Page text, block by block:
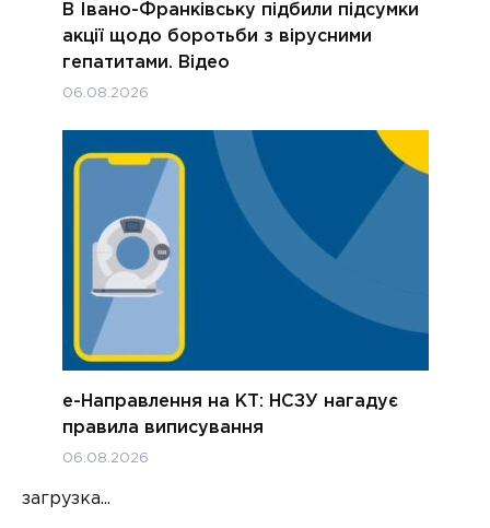
В Івано-Франківську підбили підсумки
акції щодо боротьби з вірусними
гепатитами. Відео
06.08.2026
е-Направлення на КТ: НСЗУ нагадує
правила виписування
06.08.2026
загрузка...